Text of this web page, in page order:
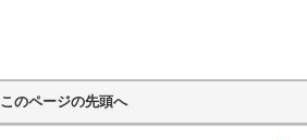
このページの先頭へ